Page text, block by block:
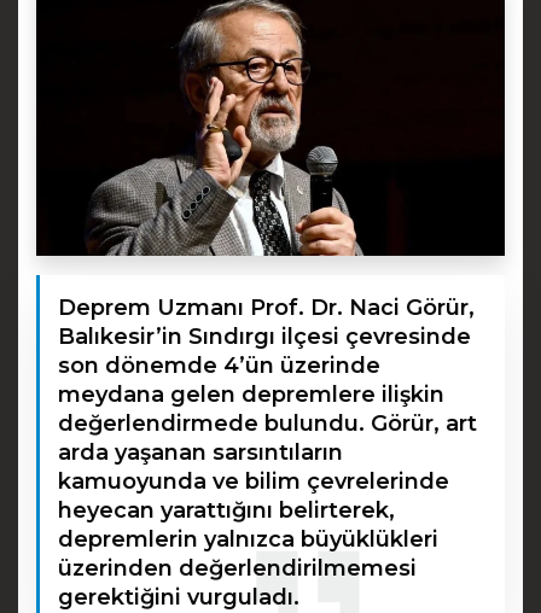
Deprem Uzmanı Prof. Dr. Naci Görür,
Balıkesir’in Sındırgı ilçesi çevresinde
son dönemde 4’ün üzerinde
meydana gelen depremlere ilişkin
değerlendirmede bulundu. Görür, art
arda yaşanan sarsıntıların
kamuoyunda ve bilim çevrelerinde
heyecan yarattığını belirterek,
depremlerin yalnızca büyüklükleri
üzerinden değerlendirilmemesi
gerektiğini vurguladı.